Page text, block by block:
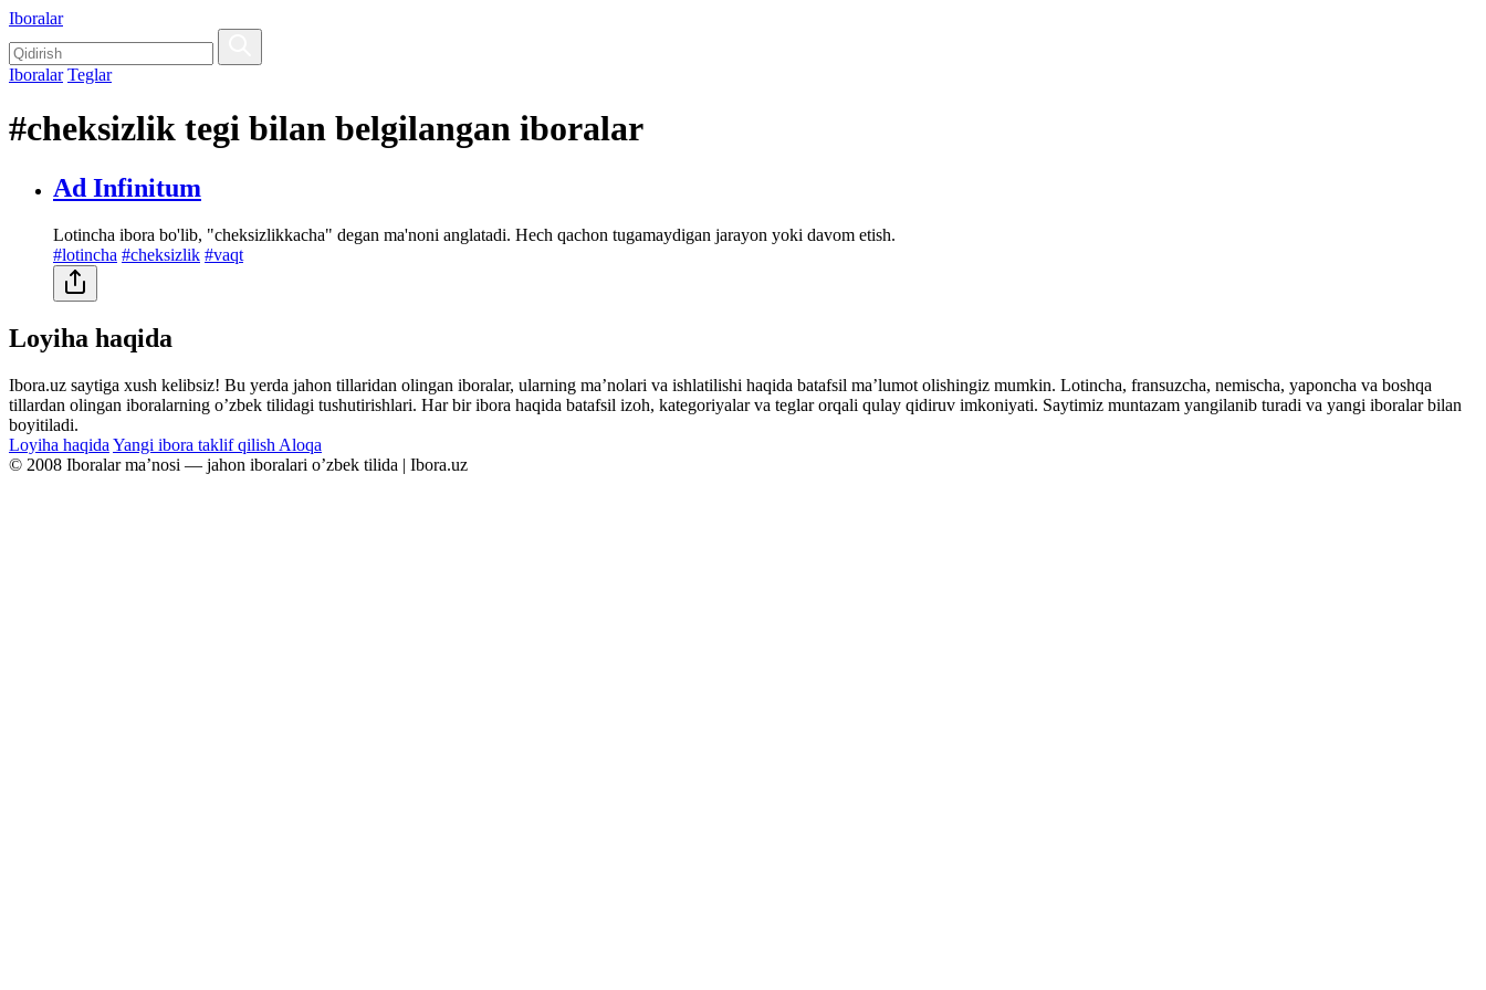
Iboralar
Iboralar Teglar
#cheksizlik tegi bilan belgilangan iboralar
Ad Infinitum
Lotincha ibora bo'lib, "cheksizlikkacha" degan ma'noni anglatadi. Hech qachon tugamaydigan jarayon yoki davom etish.
#lotincha #cheksizlik #vaqt
Loyiha haqida
Ibora.uz saytiga xush kelibsiz! Bu yerda jahon tillaridan olingan iboralar, ularning maʼnolari va ishlatilishi haqida batafsil maʼlumot olishingiz mumkin. Lotincha, fransuzcha, nemischa, yaponcha va boshqa
tillardan olingan iboralarning oʼzbek tilidagi tushutirishlari. Har bir ibora haqida batafsil izoh, kategoriyalar va teglar orqali qulay qidiruv imkoniyati. Saytimiz muntazam yangilanib turadi va yangi iboralar bilan
boyitiladi.
Loyiha haqida Yangi ibora taklif qilish Aloqa
© 2008 Iboralar maʼnosi — jahon iboralari oʼzbek tilida | Ibora.uz